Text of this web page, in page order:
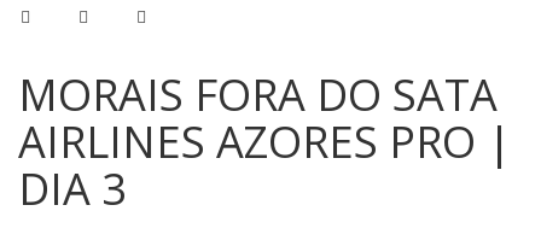
MORAIS FORA DO SATA
AIRLINES AZORES PRO |
DIA 3